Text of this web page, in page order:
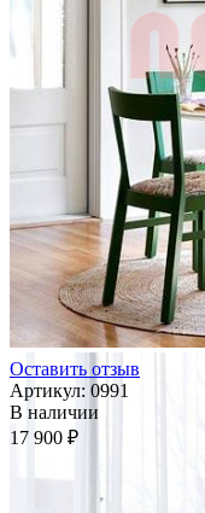
Оставить отзыв
Артикул: 0991
В наличии
17 900 ₽